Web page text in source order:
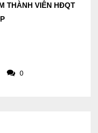
THÀNH VIÊN HĐQT
0